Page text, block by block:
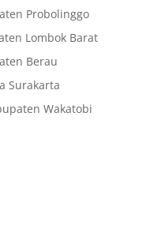
Probolinggo
Lombok Barat
Berau
Surakarta
Wakatobi